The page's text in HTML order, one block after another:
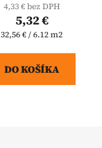
4,33 € bez DPH
5,32 €
Jednotková
32,56 € / 6.12 m2
DO KOŠÍKA